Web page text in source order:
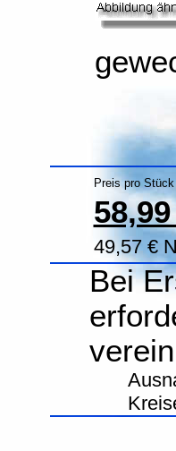
Preis pro Stück
49,57 €
Bei